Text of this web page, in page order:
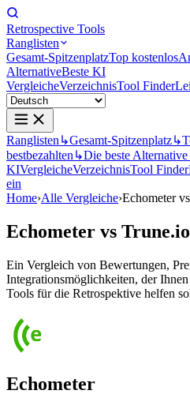
Retrospective Tools
Ranglisten
Gesamt-SpitzenplatzTop kostenlos
AlternativeBeste KI
VergleicheVerzeichnisTool Finder
Ranglisten ↳Gesamt-Spitzenplatz↳
bestbezahlten ↳Die beste Alternative
KIVergleicheVerzeichnisTool Finder
ein
Home›Alle Vergleiche›Echometer
Echometer vs Trune.io
Ein Vergleich von Bewertungen,
Integrationsmöglichkeiten, der
Tools für die Retrospektive helfen
Echometer